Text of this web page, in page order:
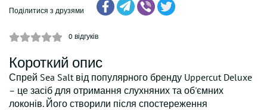
Поділитися з друзями
0 відгуків
Короткий опис
Спрей Sea Salt від популярного бренду Uppercut Deluxe
– це засіб для отримання слухняних та об'ємних
локонів. Його створили після спостереження